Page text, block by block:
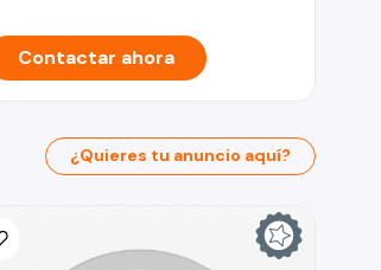
Contactar ahora
¿Quieres tu anuncio aquí?